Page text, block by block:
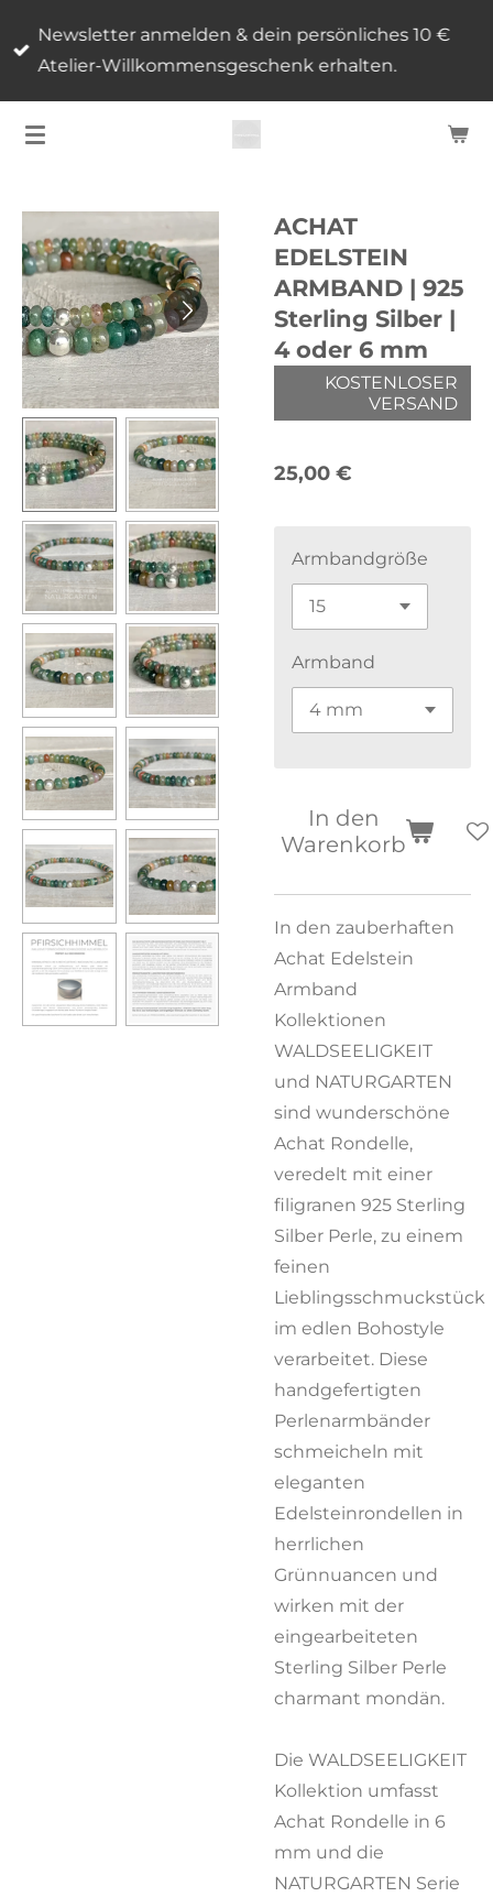
Zum
Hauptinhalt
Newsletter anmelden & dein persönliches 10 €
Atelier-Willkommensgeschenk erhalten.
ACHAT
EDELSTEIN
ARMBAND | 925
Sterling Silber |
4 oder 6 mm
KOSTENLOSER
VERSAND
25,00 €
Armbandgröße
Armband
In den
Warenkorb
In den zauberhaften
Achat Edelstein
Armband
Kollektionen
WALDSEELIGKEIT
und NATURGARTEN
sind wunderschöne
Achat Rondelle,
veredelt mit einer
filigranen 925 Sterling
Silber Perle, zu einem
feinen
Lieblingsschmuckstück
im edlen Bohostyle
verarbeitet. Diese
handgefertigten
Perlenarmbänder
schmeicheln mit
eleganten
Edelsteinrondellen in
herrlichen
Grünnuancen und
wirken mit der
eingearbeiteten
Sterling Silber Perle
charmant mondän.
Die WALDSEELIGKEIT
Kollektion umfasst
Achat Rondelle in 6
mm und die
NATURGARTEN Serie